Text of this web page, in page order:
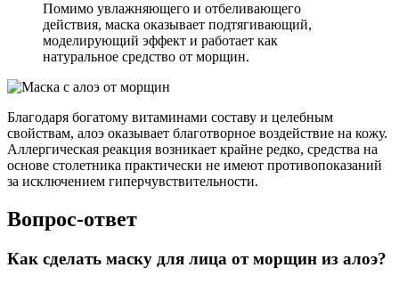
Помимо увлажняющего и отбеливающего
действия, маска оказывает подтягивающий,
моделирующий эффект и работает как
натуральное средство от морщин.
Благодаря богатому витаминами составу и целебным
свойствам, алоэ оказывает благотворное воздействие на кожу.
Аллергическая реакция возникает крайне редко, средства на
основе столетника практически не имеют противопоказаний
за исключением гиперчувствительности.
Вопрос-ответ
Как сделать маску для лица от морщин из алоэ?